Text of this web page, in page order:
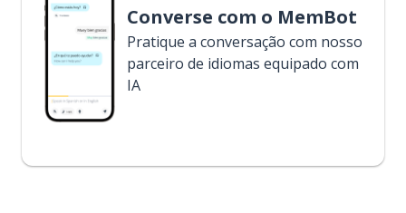
Converse com o MemBot
Pratique a conversação com nosso
parceiro de idiomas equipado com
IA